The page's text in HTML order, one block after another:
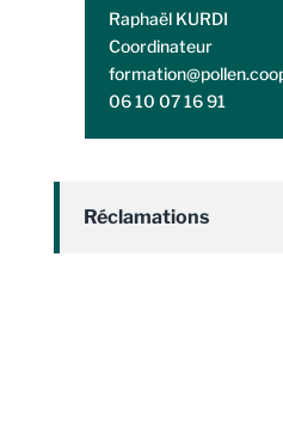
Raphaël KURDI
Coordinateur
06 10 07 16 91
Réclamations